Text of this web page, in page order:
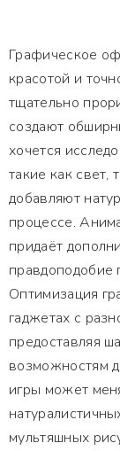
Графическое
красотой и
тщательно
создают
хочется
такие как свет,
добавляют
процессе.
придаёт
правдоподобие
Оптимизация
гаджетах с
предоставляя
возможностям
игры может
мультяшных